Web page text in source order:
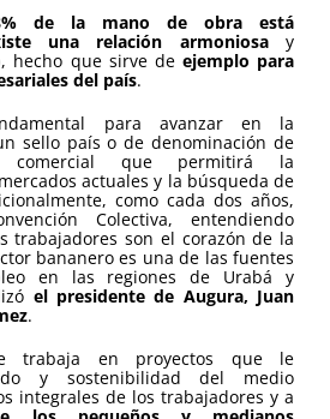
de la mano de obra está
una relación armoniosay
, hecho que sirve de ejemplo para
del país.
para avanzar en la
sello país o de denominación de
comercial que permitirá la
actuales y la búsqueda de
como cada dos años,
Colectiva, entendiendo
trabajadores son el corazón de la
bananero es una de las fuentes
en las regiones de Urabá y
el presidente de Augura, Juan
.
trabaja en proyectos que le
y sostenibilidad del medio
integrales de los trabajadores y a